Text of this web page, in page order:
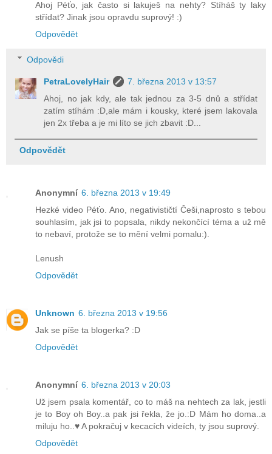
Ahoj Péťo, jak často si lakuješ na nehty? Stíháš ty laky
střídat? Jinak jsou opravdu suprový! :)
Odpovědět
Odpovědi
PetraLovelyHair
7. března 2013 v 13:57
Ahoj, no jak kdy, ale tak jednou za 3-5 dnů a střídat
zatím stíhám :D,ale mám i kousky, které jsem lakovala
jen 2x třeba a je mi líto se jich zbavit :D...
Odpovědět
Anonymní 6. března 2013 v 19:49
Hezké video Péťo. Ano, negativističtí Češi,naprosto s tebou
souhlasím, jak jsi to popsala, nikdy nekončící téma a už mě
to nebaví, protože se to mění velmi pomalu:).
Lenush
Odpovědět
Unknown 6. března 2013 v 19:56
Jak se píše ta blogerka? :D
Odpovědět
Anonymní 6. března 2013 v 20:03
Už jsem psala komentář, co to máš na nehtech za lak, jestli
je to Boy oh Boy..a pak jsi řekla, že jo.:D Mám ho doma..a
miluju ho..♥ A pokračuj v kecacích videích, ty jsou suprový.
Odpovědět